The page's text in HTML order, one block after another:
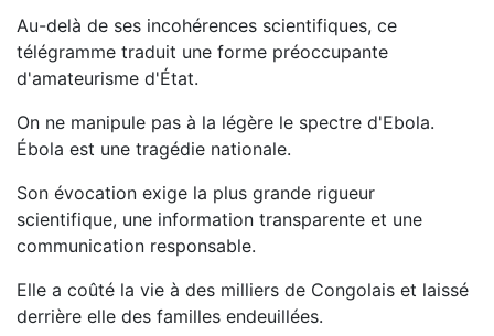
Au-delà de ses incohérences scientifiques, ce
télégramme traduit une forme préoccupante
d'amateurisme d'État.
On ne manipule pas à la légère le spectre d'Ebola.
Ébola est une tragédie nationale.
Son évocation exige la plus grande rigueur
scientifique, une information transparente et une
communication responsable.
Elle a coûté la vie à des milliers de Congolais et laissé
derrière elle des familles endeuillées.